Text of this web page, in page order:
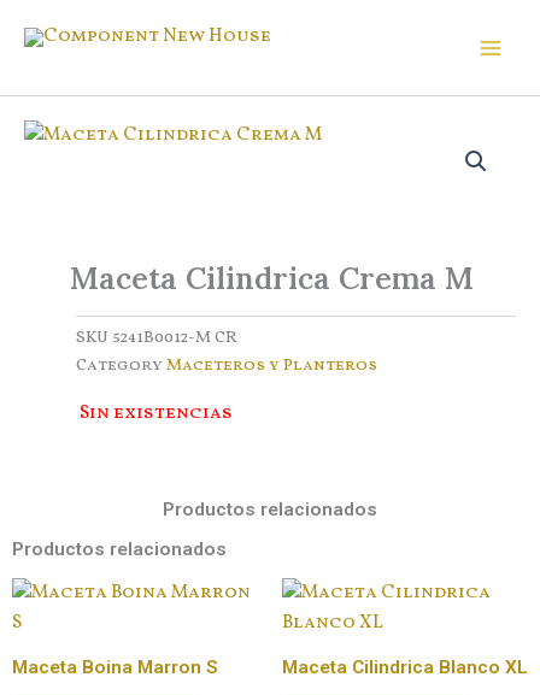
Maceta Cilindrica Crema M
SKU 5241B0012-M CR
Category Maceteros y Planteros
Sin existencias
Productos relacionados
Productos relacionados
Maceta Boina Marron S Maceta Cilindrica Blanco XL